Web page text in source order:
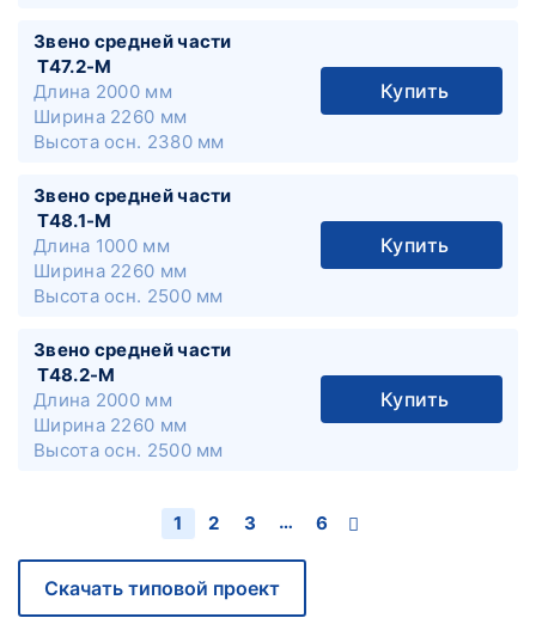
Звено средней части
Т47.2-М
Длина 2000 мм
Ширина 2260 мм
Высота осн. 2380 мм
Купить
Звено средней части
Т48.1-М
Длина 1000 мм
Ширина 2260 мм
Высота осн. 2500 мм
Купить
Звено средней части
Т48.2-М
Длина 2000 мм
Ширина 2260 мм
Высота осн. 2500 мм
Купить
1 2 3 … 6
Скачать типовой проект